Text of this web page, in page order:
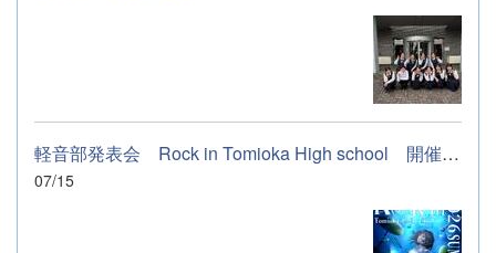
軽音部発表会 Rock in Tomioka High school 開催します
07/15